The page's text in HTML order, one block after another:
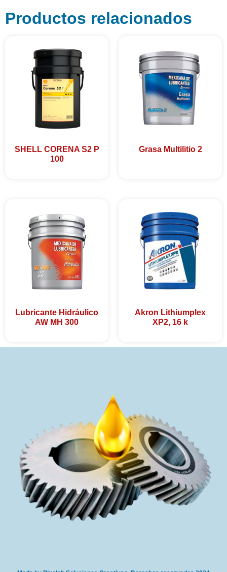
Productos relacionados
SHELL CORENA S2 P
100
Grasa Multilitio 2
Lubricante Hidráulico
AW MH 300
Akron Lithiumplex
XP2, 16 k